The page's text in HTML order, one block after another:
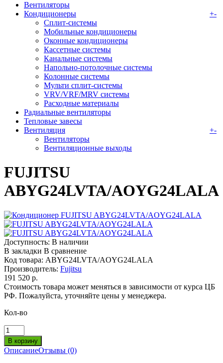
Вентиляторы
Кондиционеры
+-
Сплит-системы
Мобильные кондиционеры
Оконные кондиционеры
Кассетные системы
Канальные системы
Напольно-потолочные системы
Колонные системы
Мульти сплит-системы
VRV/VRF/MRV системы
Расходные материалы
Радиальные вентиляторы
Тепловые завесы
Вентиляция
+-
Вентиляторы
Вентиляционные выходы
FUJITSU
ABYG24LVTA/AOYG24LALA
Доступность: В наличии
В закладки В сравнение
Код товара: ABYG24LVTA/AOYG24LALA
Производитель: Fujitsu
191 520 р.
Стоимость товара может меняться в зависимости от курса ЦБ
РФ. Пожалуйста, уточняйте цены у менеджера.
Кол-во
ОписаниеОтзывы (0)